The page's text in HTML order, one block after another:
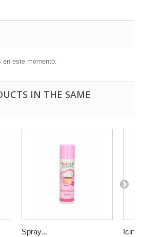
en este momento.
IN THE SAME
Spray... Icing